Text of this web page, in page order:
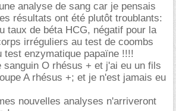
analyse de sang car je pensais
résultats ont été plutôt troublants:
taux de béta HCG, négatif pour la
irréguliers au test de coombs
test enzymatique papaïne !!!!
sanguin O rhésus + et j'ai eu un fils
A rhésus +; et je n'est jamais eu
nouvelles analyses n'arriveront